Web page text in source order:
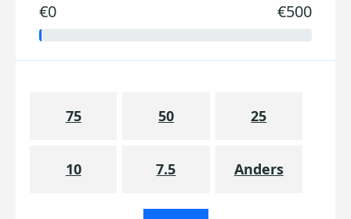
€0 €500
75 50 25
10 7.5 Anders